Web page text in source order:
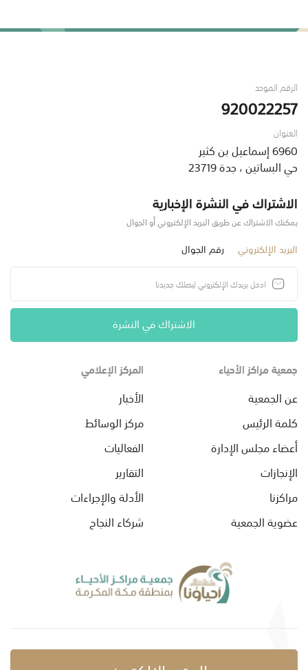
الرقم الموحد
920022257
العنوان
6960 إسماعيل بن كثير
حي البساتين ، جدة 23719
الاشتراك في النشرة الإخبارية
يمكنك الاشتراك عن طريق البريد الإلكتروني أو الجوال
البريد الإلكتروني رقم الجوال
الاشتراك في النشرة
جمعية مراكز الأحياء
عن الجمعية
كلمة الرئيس
أعضاء مجلس الإدارة
الإنجازات
مراكزنا
عضوية الجمعية
المركز الإعلامي
الأخبار
مركز الوسائط
الفعاليات
التقارير
الأدلة والإجراءات
شركاء النجاح